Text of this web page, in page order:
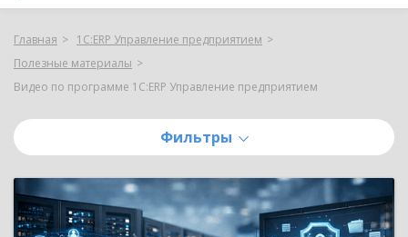
Главная
1С:ERP Управление предприятием
Полезные материалы
Видео по программе 1С:ERP Управление предприятием
Фильтры